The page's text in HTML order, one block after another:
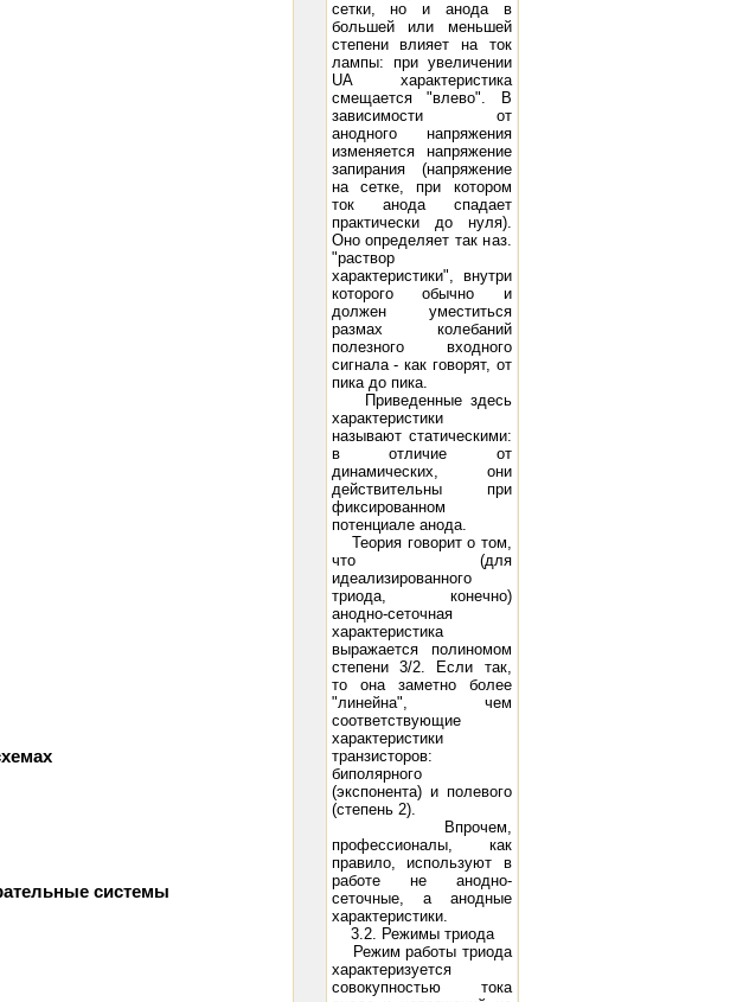
системы
сетки, но и анода в
большей или меньшей
степени влияет на ток
лампы: при увеличении
UA характеристика
смещается "влево". В
зависимости от
анодного напряжения
изменяется напряжение
запирания (напряжение
на сетке, при котором
ток анода спадает
практически до нуля).
Оно определяет так наз.
"раствор
характеристики", внутри
которого обычно и
должен уместиться
размах колебаний
полезного входного
сигнала - как говорят, от
пика до пика.
Приведенные здесь
характеристики
называют статическими:
в отличие от
динамических, они
действительны при
фиксированном
потенциале анода.
Теория говорит о том,
что (для
идеализированного
триода, конечно)
анодно-сеточная
характеристика
выражается полиномом
степени 3/2. Если так,
то она заметно более
"линейна", чем
соответствующие
характеристики
транзисторов:
биполярного
(экспонента) и полевого
(степень 2).
Впрочем,
профессионалы, как
правило, используют в
работе не анодно-
сеточные, а анодные
характеристики.
3.2. Режимы триода
Режим работы триода
характеризуется
совокупностью тока